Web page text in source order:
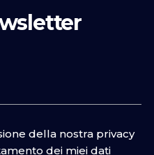
della nostra privacy
dei miei dati